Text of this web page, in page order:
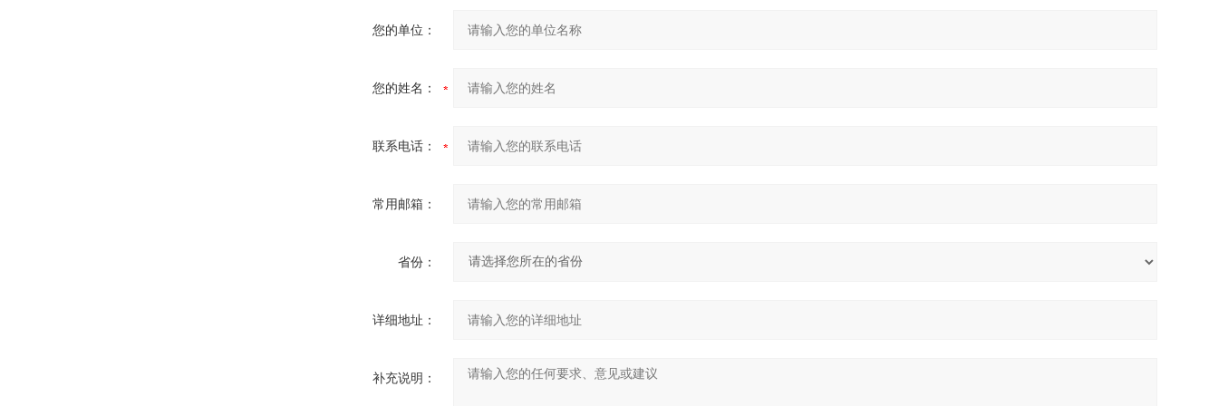
您的单位：
您的姓名：
联系电话：
常用邮箱：
省份：
详细地址：
补充说明：